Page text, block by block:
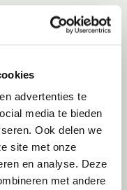
advertenties te
media te bieden
Ook delen we
site met onze
en analyse. Deze
met andere